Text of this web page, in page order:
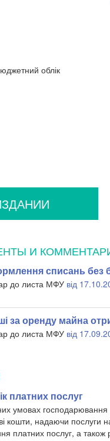
И
списань без
до листа МФУ від
за оренду майна
до листа МФУ від
платних послуг
умовах
кошти, надаючи послуги
платних послуг, а